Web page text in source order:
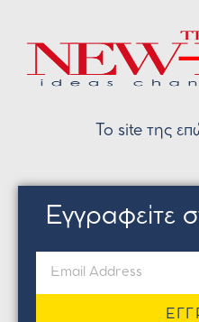
Το site της
Εγγραφείτε